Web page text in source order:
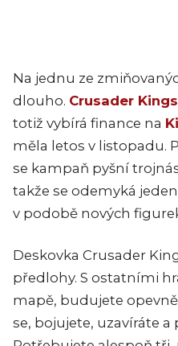
Na jednu ze
dlouho. Crusader
totiž vybírá finance na
měla letos v listopadu.
se kampaň pyšní
takže se odemyká
v podobě nových
Deskovka Crusader
předlohy. S ostatními
mapě, budujete
se, bojujete, uzavíráte a